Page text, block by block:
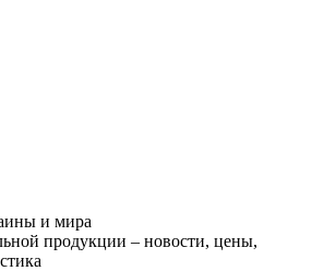
и мира
продукции – новости, цены,